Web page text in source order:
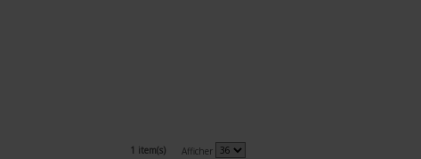
1 item(s) Afficher